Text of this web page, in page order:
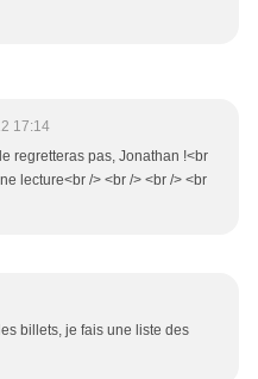
17:14
regretteras pas, Jonathan !<br
lecture<br /> <br /> <br /> <br
billets, je fais une liste des